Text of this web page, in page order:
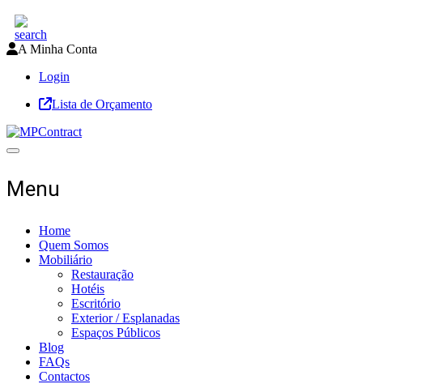
A Minha Conta
Login
Lista de Orçamento
Toggle navigation
Menu
Home
Quem Somos
Mobiliário
Restauração
Hotéis
Escritório
Exterior / Esplanadas
Espaços Públicos
Blog
FAQs
Contactos